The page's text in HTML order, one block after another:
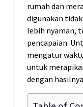
rumah dan
digunakan
lebih nyaman,
pencapaian.
mengatur
untuk
dengan